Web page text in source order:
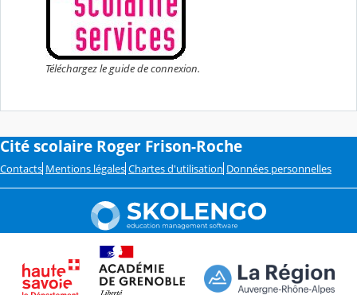
Téléchargez le guide de connexion.
Cité scolaire Roger Frison-Roche
Contacts Mentions légales Chartes d'utilisation Données personnelles